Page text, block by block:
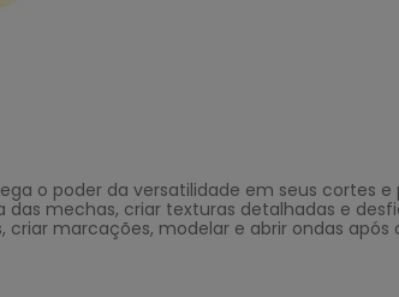
o poder da versatilidade em seus cortes
das mechas, criar texturas detalhadas e
marcações, modelar e abrir ondas